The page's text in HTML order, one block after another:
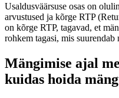
Usaldusväärsuse osas on
arvustused ja kõrge RTP
on kõrge RTP, tagavad, et
rohkem tagasi, mis
Mängimise ajal
kuidas hoida